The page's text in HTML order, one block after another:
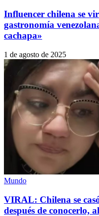
Influencer chilena se
gastronomía
cachapa»
1 de agosto de 2025
Mundo
VIRAL: Chilena se
después de conocerlo,